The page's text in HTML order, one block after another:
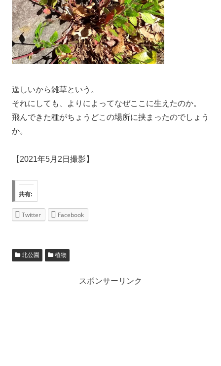
逞しいから雑草という。
それにしても、よりによってなぜここに生えたのか。
飛んできた種がちょうどこの場所に挟まったのでしょう
か。
【2021年5月2日撮影】
共有:
Twitter Facebook
北公園 植物
スポンサーリンク